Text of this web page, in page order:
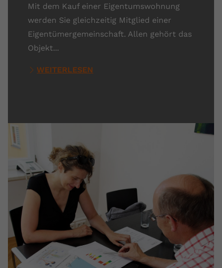
Mit dem Kauf einer Eigentumswohnung
werden Sie gleichzeitig Mitglied einer
Eigentümergemeinschaft. Allen gehört das
Objekt...
WEITERLESEN